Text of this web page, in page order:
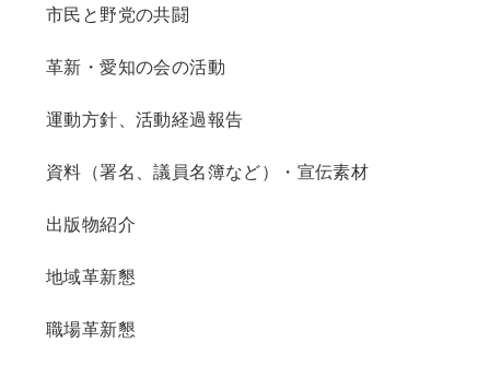
市民と野党の共闘
革新・愛知の会の活動
運動方針、活動経過報告
資料（署名、議員名簿など）・宣伝素材
出版物紹介
地域革新懇
職場革新懇